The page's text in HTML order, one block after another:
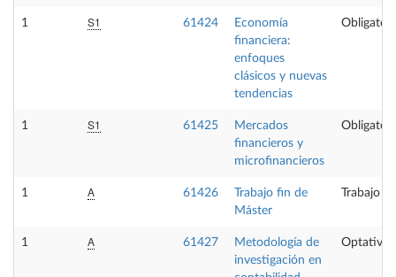
1 S1 61424
Economía
financiera:
enfoques
clásicos y nuevas
tendencias
1 S1 61425
Mercados
financieros y
microfinancieros
1 A 61426
Trabajo fin de
Máster
Trabajo
1 A 61427
Metodología de
investigación en
Optativa